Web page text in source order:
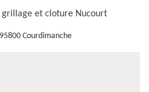
grillage et cloture Nucourt
Courdimanche